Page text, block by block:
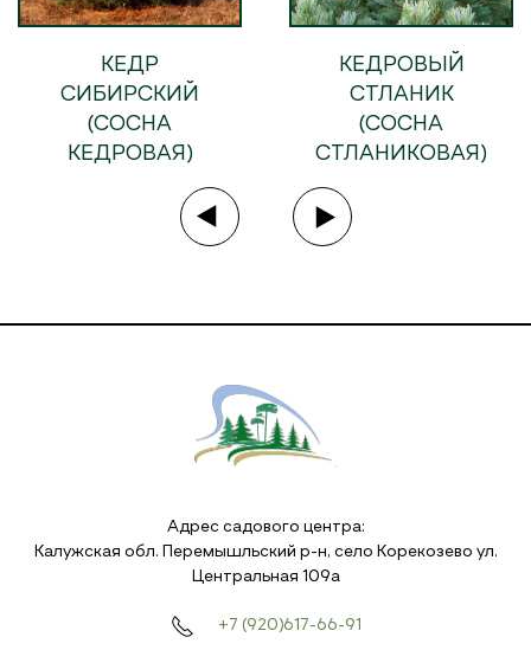
КЕДР
СИБИРСКИЙ
(СОСНА
КЕДРОВАЯ)
КЕДРОВЫЙ
СТЛАНИК
(СОСНА
СТЛАНИКОВАЯ)
Адрес садового центра:
Калужская обл. Перемышльский р-н, село Корекозево ул.
Центральная 109а
+7 (920)617-66-91